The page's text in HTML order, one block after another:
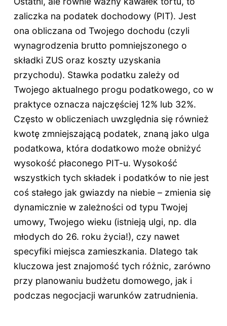
zaliczka na podatek dochodowy (PIT). Jest
ona obliczana od Twojego dochodu (czyli
wynagrodzenia brutto pomniejszonego o
składki ZUS oraz koszty uzyskania
przychodu). Stawka podatku zależy od
Twojego aktualnego progu podatkowego, co w
praktyce oznacza najczęściej 12% lub 32%.
Często w obliczeniach uwzględnia się również
kwotę zmniejszającą podatek, znaną jako ulga
podatkowa, która dodatkowo może obniżyć
wysokość płaconego PIT-u. Wysokość
wszystkich tych składek i podatków to nie jest
coś stałego jak gwiazdy na niebie – zmienia się
dynamicznie w zależności od typu Twojej
umowy, Twojego wieku (istnieją ulgi, np. dla
młodych do 26. roku życia!), czy nawet
specyfiki miejsca zamieszkania. Dlatego tak
kluczowa jest znajomość tych różnic, zarówno
przy planowaniu budżetu domowego, jak i
podczas negocjacji warunków zatrudnienia.